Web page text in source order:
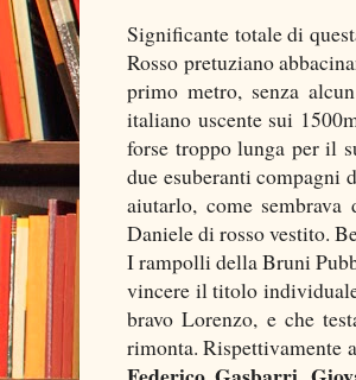
Significante totale di
Rosso pretuziano
primo metro, senza
italiano uscente sui
forse troppo lunga per il
due esuberanti compagni
aiutarlo, come
Daniele di rosso vestito.
I rampolli della Bruni
vincere il titolo
bravo Lorenzo, e che
rimonta. Rispettivamente